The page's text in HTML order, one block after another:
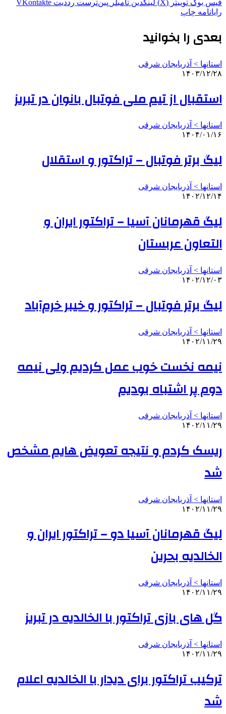
فیس بوک توییتر (X) لینکدین ‫تامبلر ‫پین‌ترست ‫رددیت ‫VKontakte
رایانامه چاپ
بعدی را بخوانید
استانها > آذربایجان شرقی
۱۴۰۳/۱۲/۲۸
استقبال از تیم ملی فوتبال بانوان در تبریز
استانها > آذربایجان شرقی
۱۴۰۴/۰۱/۱۶
لیگ برتر فوتبال – تراکتور و استقلال
استانها > آذربایجان شرقی
۱۴۰۲/۱۲/۱۴
لیگ قهرمانان آسیا – تراکتور ایران و
التعاون عربستان
استانها > آذربایجان شرقی
۱۴۰۲/۱۲/۰۳
لیگ برتر فوتبال – تراکتور و خیبر خرم‌آباد
استانها > آذربایجان شرقی
۱۴۰۲/۱۱/۲۹
نیمه نخست خوب عمل کردیم ولی نیمه
دوم پر اشتباه بودیم
استانها > آذربایجان شرقی
۱۴۰۲/۱۱/۲۹
ریسک کردم و نتیجه تعویض هایم مشخص
شد
استانها > آذربایجان شرقی
۱۴۰۲/۱۱/۲۹
لیگ قهرمانان آسیا دو – تراکتور ایران و
الخالدیه بحرین
استانها > آذربایجان شرقی
۱۴۰۲/۱۱/۲۹
گل های بازی تراکتور با الخالدیه در تبریز
استانها > آذربایجان شرقی
۱۴۰۲/۱۱/۲۹
ترکیب تراکتور برای دیدار با الخالدیه اعلام
شد